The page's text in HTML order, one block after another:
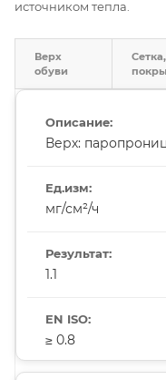
источником тепла.
Верх
обуви
Верх:
мг/см²/ч
1.1
≥ 0.8